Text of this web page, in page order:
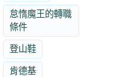
怠惰魔王的轉職
條件
登山鞋
肯德基